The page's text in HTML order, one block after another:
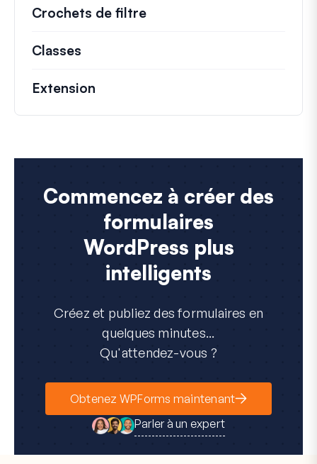
Crochets de filtre
Classes
Extension
Commencez à créer des
formulaires
WordPress plus
intelligents
Créez et publiez des formulaires en
quelques minutes...
Qu'attendez-vous ?
Obtenez WPForms maintenant
Parler à un expert